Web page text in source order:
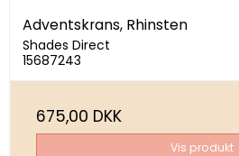
Adventskrans, Rhinsten
Shades Direct
15687243
675,00 DKK
Vis produkt